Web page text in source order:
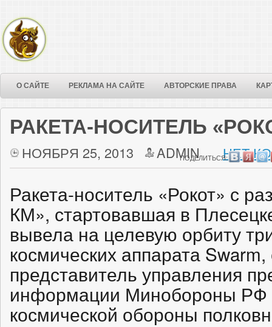
О САЙТЕ РЕКЛАМА НА САЙТЕ АВТОРСКИЕ ПРАВА
РАКЕТА-НОСИТЕЛЬ
НОЯБРЯ 25, 2013 ADMIN НЕТ
ПОДЕЛИТЬСЯ:
Ракета-носитель «Рокот» с
КМ», стартовавшая в
вывела на целевую орбиту
космических аппарата
представитель управления
информации Минобороны РФ
космической обороны